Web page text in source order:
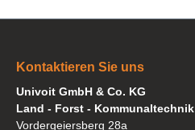
Kontaktieren Sie uns
Univoit GmbH & Co. KG
Land - Forst - Kommunaltechnik
Vordergeiersberg 28a